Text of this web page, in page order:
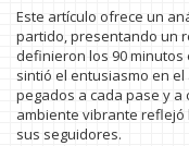
Este artículo ofrece un
partido, presentando un
definieron los 90 minutos
sintió el entusiasmo en
pegados a cada pase y a
ambiente vibrante
sus seguidores.